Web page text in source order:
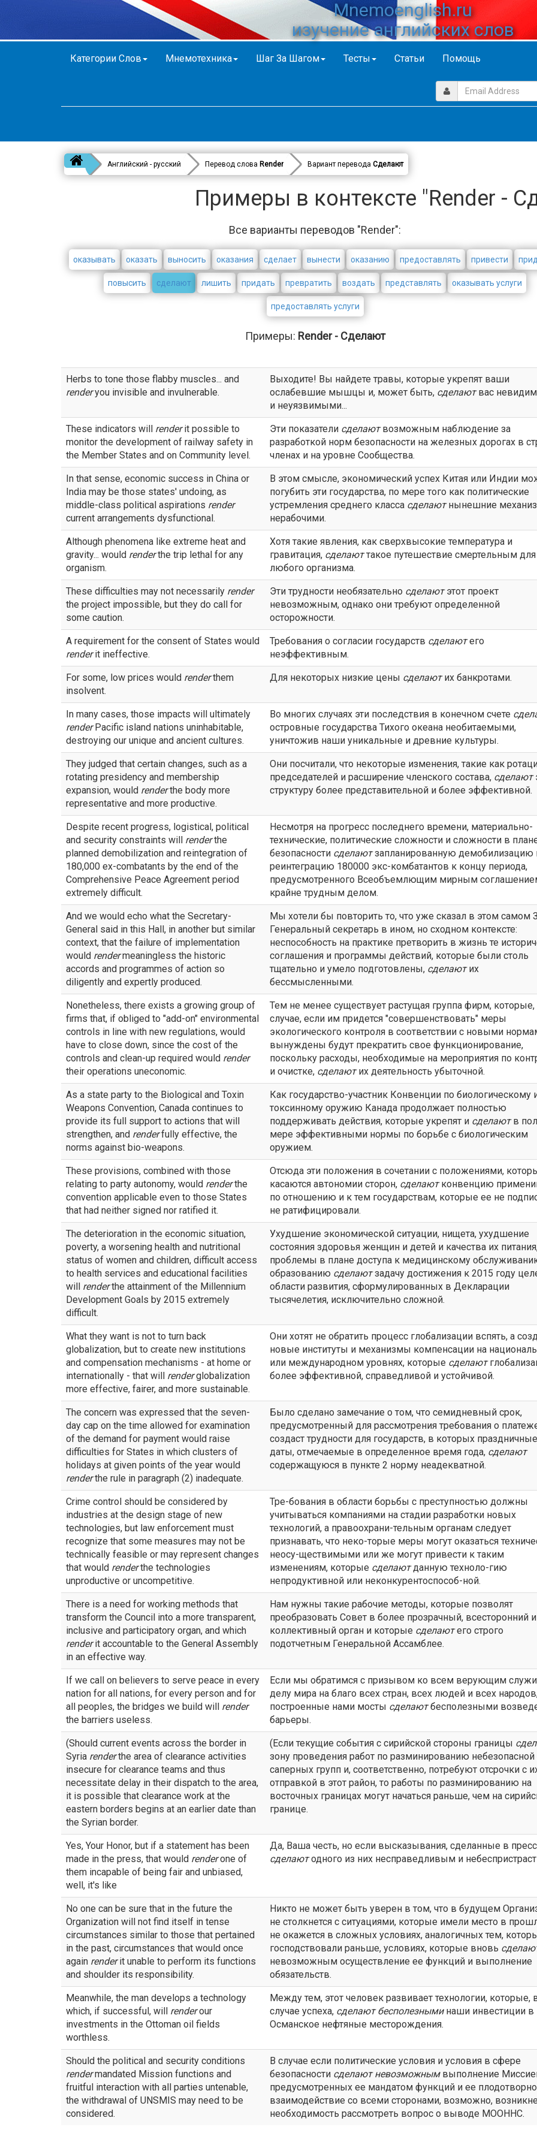
Mnemoenglish.ru
изучение английских слов
Категории Слов Мнемотехника Шаг За Шагом Тесты Статьи Помощь
Английский - русский Перевод слова Render Вариант перевода Сделают
Примеры в контексте "Render -
Все варианты переводов "Render":
оказывать оказать выносить оказания сделает вынести оказанию предоставлять привести
повысить сделают лишить придать превратить воздать представлять оказывать услуги
предоставлять услуги
Примеры: Render - Сделают
Herbs to tone those flabby muscles... and
renderyou invisible and invulnerable.
Выходите! Вы найдете травы, которые укрепят ваши
ослабевшие мышцы и, может быть, сделаютвас
и неуязвимыми...
These indicators will renderit possible to
monitor the development of railway safety in
the Member States and on Community level.
Эти показатели сделаютвозможным наблюдение за
разработкой норм безопасности на железных дорогах в
членах и на уровне Сообщества.
In that sense, economic success in China or
India may be those states' undoing, as
middle-class political aspirations render
current arrangements dysfunctional.
В этом смысле, экономический успех Китая или Индии
погубить эти государства, по мере того как политические
устремления среднего класса сделаютнынешние
нерабочими.
Although phenomena like extreme heat and
gravity... would renderthe trip lethal for any
organism.
Хотя такие явления, как сверхвысокие температура и
гравитация, сделаюттакое путешествие смертельным для
любого организма.
These difficulties may not necessarily render
the project impossible, but they do call for
some caution.
Эти трудности необязательно сделаютэтот проект
невозможным, однако они требуют определенной
осторожности.
A requirement for the consent of States would
renderit ineffective.
Требования о согласии государств сделаютего
неэффективным.
For some, low prices would renderthem
insolvent.
Для некоторых низкие цены сделаютих банкротами.
In many cases, those impacts will ultimately
renderPacific island nations uninhabitable,
destroying our unique and ancient cultures.
Во многих случаях эти последствия в конечном счете
островные государства Тихого океана необитаемыми,
уничтожив наши уникальные и древние культуры.
They judged that certain changes, such as a
rotating presidency and membership
expansion, would renderthe body more
representative and more productive.
Они посчитали, что некоторые изменения, такие как
председателей и расширение членского состава, сделают
структуру более представительной и более эффективной.
Despite recent progress, logistical, political
and security constraints will renderthe
planned demobilization and reintegration of
180,000 ex-combatants by the end of the
Comprehensive Peace Agreement period
extremely difficult.
Несмотря на прогресс последнего времени, материально-
технические, политические сложности и сложности в
безопасности сделаютзапланированную демобилизацию
реинтеграцию 180000 экс-комбатантов к концу периода,
предусмотренного Всеобъемлющим мирным
крайне трудным делом.
And we would echo what the Secretary-
General said in this Hall, in another but similar
context, that the failure of implementation
would rendermeaningless the historic
accords and programmes of action so
diligently and expertly produced.
Мы хотели бы повторить то, что уже сказал в этом самом
Генеральный секретарь в ином, но сходном контексте:
неспособность на практике претворить в жизнь те
соглашения и программы действий, которые были столь
тщательно и умело подготовлены, сделаютих
бессмысленными.
Nonetheless, there exists a growing group of
firms that, if obliged to "add-on" environmental
controls in line with new regulations, would
have to close down, since the cost of the
controls and clean-up required would render
their operations uneconomic.
Тем не менее существует растущая группа фирм, которые,
случае, если им придется "совершенствовать" меры
экологического контроля в соответствии с новыми
вынуждены будут прекратить свое функционирование,
поскольку расходы, необходимые на мероприятия по
и очистке, сделаютих деятельность убыточной.
As a state party to the Biological and Toxin
Weapons Convention, Canada continues to
provide its full support to actions that will
strengthen, and renderfully effective, the
norms against bio-weapons.
Как государство-участник Конвенции по биологическому
токсинному оружию Канада продолжает полностью
поддерживать действия, которые укрепят и сделаютв
мере эффективными нормы по борьбе с биологическим
оружием.
These provisions, combined with those
relating to party autonomy, would renderthe
convention applicable even to those States
that had neither signed nor ratified it.
Отсюда эти положения в сочетании с положениями,
касаются автономии сторон, сделаютконвенцию
по отношению и к тем государствам, которые ее не
не ратифицировали.
The deterioration in the economic situation,
poverty, a worsening health and nutritional
status of women and children, difficult access
to health services and educational facilities
will renderthe attainment of the Millennium
Development Goals by 2015 extremely
difficult.
Ухудшение экономической ситуации, нищета, ухудшение
состояния здоровья женщин и детей и качества их
проблемы в плане доступа к медицинскому
образованию сделаютзадачу достижения к 2015 году
области развития, сформулированных в Декларации
тысячелетия, исключительно сложной.
What they want is not to turn back
globalization, but to create new institutions
and compensation mechanisms - at home or
internationally - that will renderglobalization
more effective, fairer, and more sustainable.
Они хотят не обратить процесс глобализации вспять, а
новые институты и механизмы компенсации на
или международном уровнях, которые сделают
более эффективной, справедливой и устойчивой.
The concern was expressed that the seven-
day cap on the time allowed for examination
of the demand for payment would raise
difficulties for States in which clusters of
holidays at given points of the year would
renderthe rule in paragraph (2) inadequate.
Было сделано замечание о том, что семидневный срок,
предусмотренный для рассмотрения требования о
создаст трудности для государств, в которых праздничные
даты, отмечаемые в определенное время года, сделают
содержащуюся в пункте 2 норму неадекватной.
Crime control should be considered by
industries at the design stage of new
technologies, but law enforcement must
recognize that some measures may not be
technically feasible or may represent changes
that would renderthe technologies
unproductive or uncompetitive.
Тре-бования в области борьбы с преступностью должны
учитываться компаниями на стадии разработки новых
технологий, а правоохрани-тельным органам следует
признавать, что неко-торые меры могут оказаться
неосу-ществимыми или же могут привести к таким
изменениям, которые сделаютданную техноло-гию
непродуктивной или неконкурентоспособ-ной.
There is a need for working methods that
transform the Council into a more transparent,
inclusive and participatory organ, and which
renderit accountable to the General Assembly
in an effective way.
Нам нужны такие рабочие методы, которые позволят
преобразовать Совет в более прозрачный, всесторонний и
коллективный орган и которые сделаютего строго
подотчетным Генеральной Ассамблее.
If we call on believers to serve peace in every
nation for all nations, for every person and for
all peoples, the bridges we build will render
the barriers useless.
Если мы обратимся с призывом ко всем верующим
делу мира на благо всех стран, всех людей и всех
построенные нами мосты сделаютбесполезными
барьеры.
(Should current events across the border in
Syria renderthe area of clearance activities
insecure for clearance teams and thus
necessitate delay in their dispatch to the area,
it is possible that clearance work at the
eastern borders begins at an earlier date than
the Syrian border.
(Если текущие события с сирийской стороны границы
зону проведения работ по разминированию небезопасной
саперных групп и, соответственно, потребуют отсрочки с
отправкой в этот район, то работы по разминированию на
восточных границах могут начаться раньше, чем на
границе.
Yes, Your Honor, but if a statement has been
made in the press, that would renderone of
them incapable of being fair and unbiased,
well, it's like
Да, Ваша честь, но если высказывания, сделанные в
сделаютодного из них несправедливым и
No one can be sure that in the future the
Organization will not find itself in tense
circumstances similar to those that pertained
in the past, circumstances that would once
again renderit unable to perform its functions
and shoulder its responsibility.
Никто не может быть уверен в том, что в будущем
не столкнется с ситуациями, которые имели место в
не окажется в сложных условиях, аналогичных тем,
господствовали раньше, условиях, которые вновь
невозможным осуществление ее функций и выполнение
обязательств.
Meanwhile, the man develops a technology
which, if successful, will renderour
investments in the Ottoman oil fields
worthless.
Между тем, этот человек развивает технологии, которые,
случае успеха, сделают бесполезныминаши инвестиции в
Османское нефтяные месторождения.
Should the political and security conditions
rendermandated Mission functions and
fruitful interaction with all parties untenable,
the withdrawal of UNSMIS may need to be
considered.
В случае если политические условия и условия в сфере
безопасности сделаютневозможнымвыполнение
предусмотренных ее мандатом функций и ее
взаимодействие со всеми сторонами, возможно,
необходимость рассмотреть вопрос о выводе МООННС.